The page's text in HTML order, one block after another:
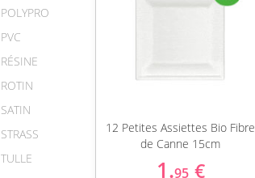
POLYPRO
PVC
RÉSINE
ROTIN
SATIN
STRASS
TULLE
12 Petites Assiettes Bio Fibre
de Canne 15cm
1.95 €